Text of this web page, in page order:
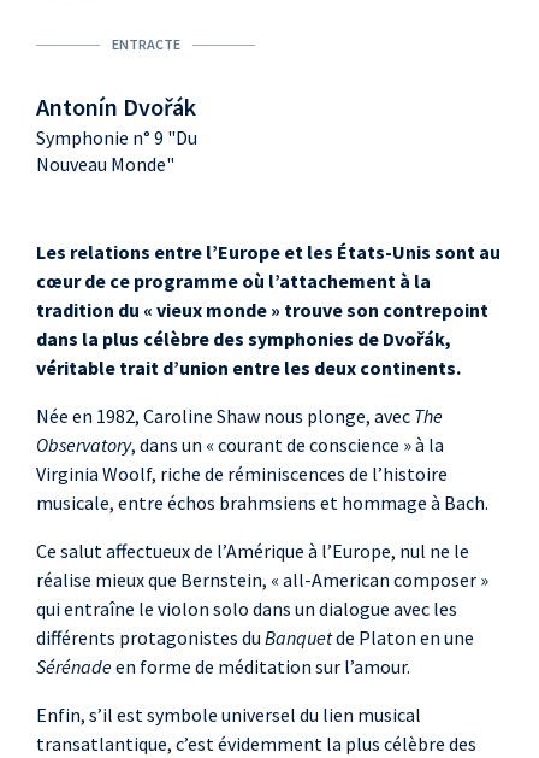
ENTRACTE
Antonín Dvořák
Symphonie n° 9 "Du
Nouveau Monde"
Les relations entre l’Europe et les États-Unis sont au
cœur de ce programme où l’attachement à la
tradition du « vieux monde » trouve son contrepoint
dans la plus célèbre des symphonies de Dvořák,
véritable trait d’union entre les deux continents.
Née en 1982, Caroline Shaw nous plonge, avec The
Observatory, dans un « courant de conscience » à la
Virginia Woolf, riche de réminiscences de l’histoire
musicale, entre échos brahmsiens et hommage à Bach.
Ce salut affectueux de l’Amérique à l’Europe, nul ne le
réalise mieux que Bernstein, « all-American composer »
qui entraîne le violon solo dans un dialogue avec les
différents protagonistes du Banquetde Platon en une
Sérénadeen forme de méditation sur l’amour.
Enfin, s’il est symbole universel du lien musical
transatlantique, c’est évidemment la plus célèbre des